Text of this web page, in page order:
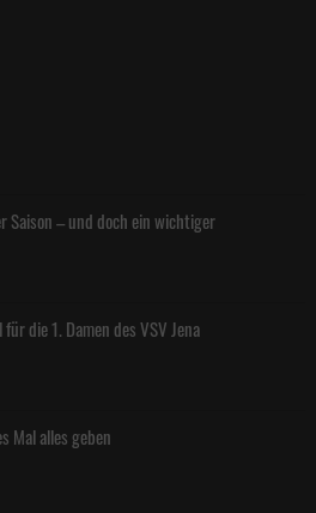
Saison – und doch ein wichtiger
die 1. Damen des VSV Jena
Mal alles geben